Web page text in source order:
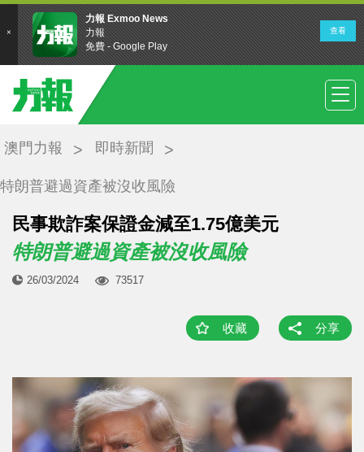
澳門力報 即時新聞
特朗普避過資產被沒收風險
民事欺詐案保證金減至1.75億美元
特朗普避過資產被沒收風險
26/03/2024 73517
收藏 分享